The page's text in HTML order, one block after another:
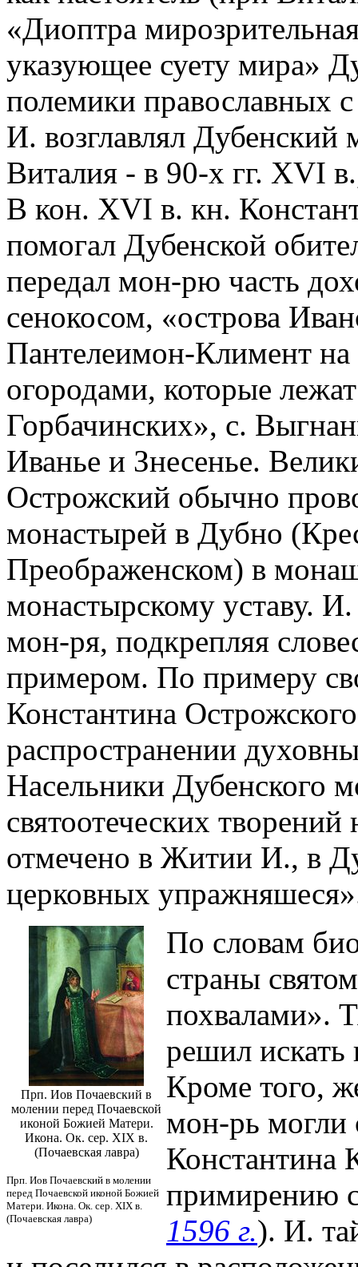
«Диоптра
указующее суету мира»
полемики православных
И. возглавлял Дубенский
Виталия - в 90-х гг. XVI
В кон. XVI в. кн.
помогал Дубенской
передал мон-рю часть
сенокосом, «острова
Пантелеимон-Климент
огородами, которые
Горбачинских», с.
Иванье и Знесенье.
Острожский обычно
монастырей в Дубно
Преображенском) в
монастырскому уставу.
мон-ря, подкрепляя
примером. По примеру
Константина
распространении
Насельники Дубенского
святоотеческих
отмечено в Житии И., в
церковных
Прп. Иов Почаевский в
молении перед Почаевской
иконой Божией Матери.
Икона. Ок. сер. XIX в.
(Почаевская лавра)
Прп. Иов Почаевский в молении
перед Почаевской иконой Божией
Матери. Икона. Ок. сер. XIX в.
(Почаевская лавра)
По словам
страны
похвалами».
решил искать
Кроме того,
мон-рь могли
Константина
примирению
1596 г.). И.